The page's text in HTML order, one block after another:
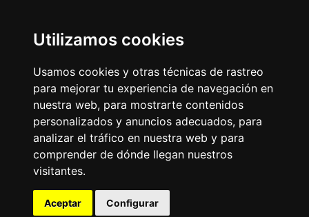
Utilizamos cookies
Usamos cookies y otras técnicas de rastreo
para mejorar tu experiencia de navegación en
nuestra web, para mostrarte contenidos
personalizados y anuncios adecuados, para
analizar el tráfico en nuestra web y para
comprender de dónde llegan nuestros
visitantes.
Aceptar Configurar